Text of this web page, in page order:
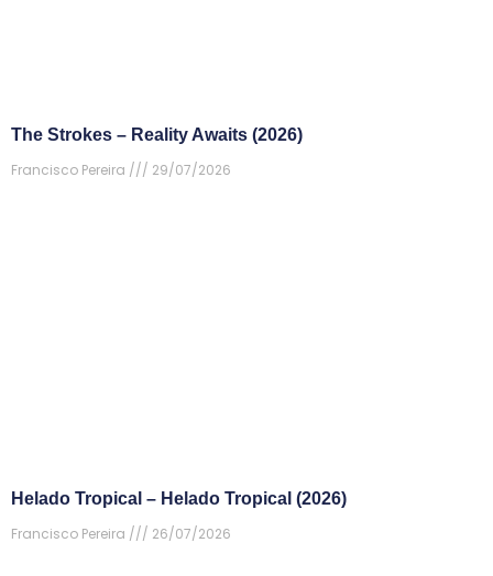
The Strokes – Reality Awaits (2026)
Francisco Pereira
29/07/2026
Helado Tropical – Helado Tropical (2026)
Francisco Pereira
26/07/2026